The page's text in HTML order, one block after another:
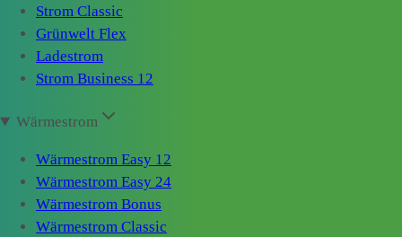
Strom Classic
Grünwelt Flex
Ladestrom
Strom Business 12
Wärmestrom
Wärmestrom Easy 12
Wärmestrom Easy 24
Wärmestrom Bonus
Wärmestrom Classic